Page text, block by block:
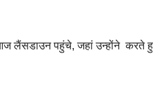
लैंसडाउन पहुंचे, जहां उन्होंने करते